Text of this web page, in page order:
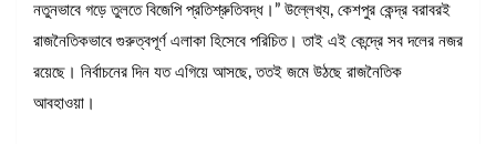
নতুনভাবে গড়ে তুলতে বিজেপি প্রতিশ্রুতিবদ্ধ।” উল্লেখ্য, কেশপুর কেন্দ্র বরাবরই
রাজনৈতিকভাবে গুরুত্বপূর্ণ এলাকা হিসেবে পরিচিত। তাই এই কেন্দ্রে সব দলের নজর
রয়েছে। নির্বাচনের দিন যত এগিয়ে আসছে, ততই জমে উঠছে রাজনৈতিক
আবহাওয়া।